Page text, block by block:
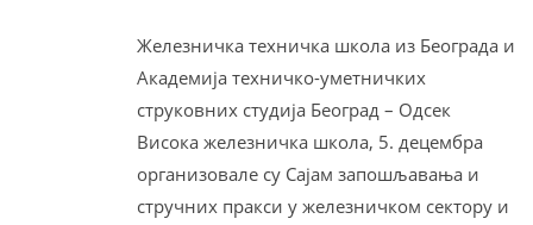
Железничка техничка школа из Београда и
Академија техничко-уметничких
струковних студија Београд – Одсек
Висока железничка школа, 5. децембра
организовале су Сајам запошљавања и
стручних пракси у железничком сектору и